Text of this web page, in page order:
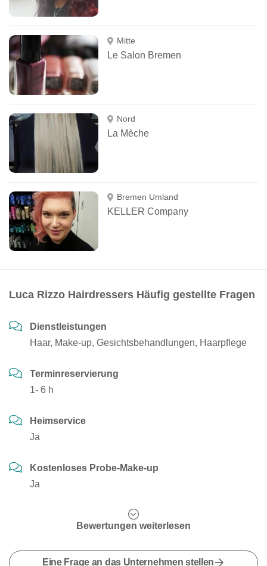
Mitte
Le Salon Bremen
Nord
La Mèche
Bremen Umland
KELLER Company
Luca Rizzo Hairdressers Häufig gestellte Fragen
Dienstleistungen
Haar, Make-up, Gesichtsbehandlungen, Haarpflege
Terminreservierung
1- 6 h
Heimservice
Ja
Kostenloses Probe-Make-up
Ja
Bewertungen weiterlesen
Eine Frage an das Unternehmen stellen